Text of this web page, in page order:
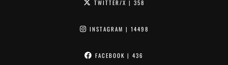
TWITTER/X | 358
INSTAGRAM | 14498
FACEBOOK | 436